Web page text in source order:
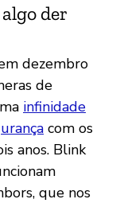
der
dezembro
de
infinidade
com os
anos. Blink
que nos